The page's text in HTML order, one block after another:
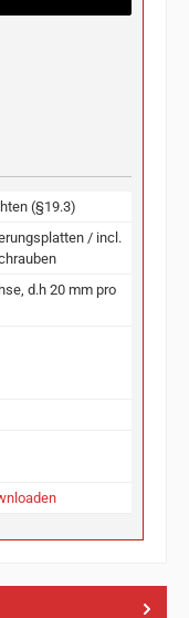
(§19.3)
/ incl.
d.h 20 mm pro